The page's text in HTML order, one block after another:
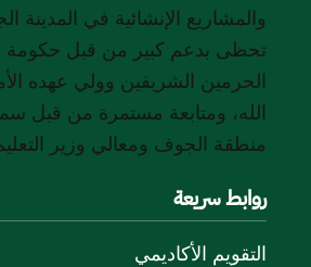
والمشاريع الإنشائية في المدينة
تحظى بدعم كبير من قبل حكومة
الحرمين الشريفين وولي عهده
الله، ومتابعة مستمرة من قبل
منطقة الجوف ومعالي وزير
روابط سريعة
التقويم الأكاديمي